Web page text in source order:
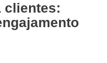
clientes: